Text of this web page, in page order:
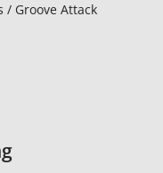
/ Groove Attack